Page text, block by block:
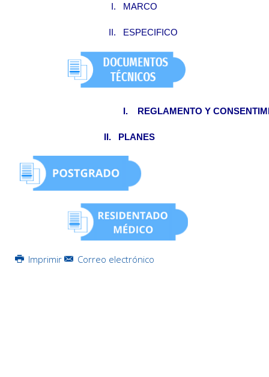
I. MARCO
II. ESPECIFICO
I. REGLAMENTO Y
II. PLANES
Imprimir Correo electrónico